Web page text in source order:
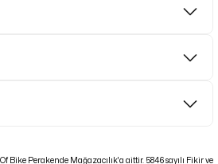
Bike Perakende Mağazacılık'a aittir. 5846 sayılı Fikir ve